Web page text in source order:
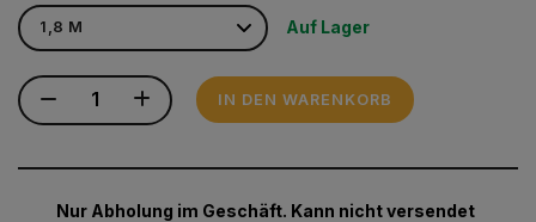
Auf Lager
IN DEN WARENKORB
Nur Abholung im Geschäft. Kann nicht versendet